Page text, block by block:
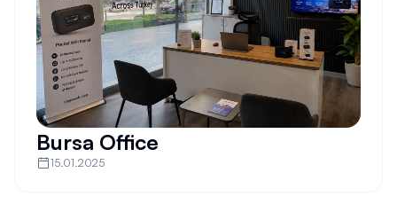
Bursa Office
15.01.2025